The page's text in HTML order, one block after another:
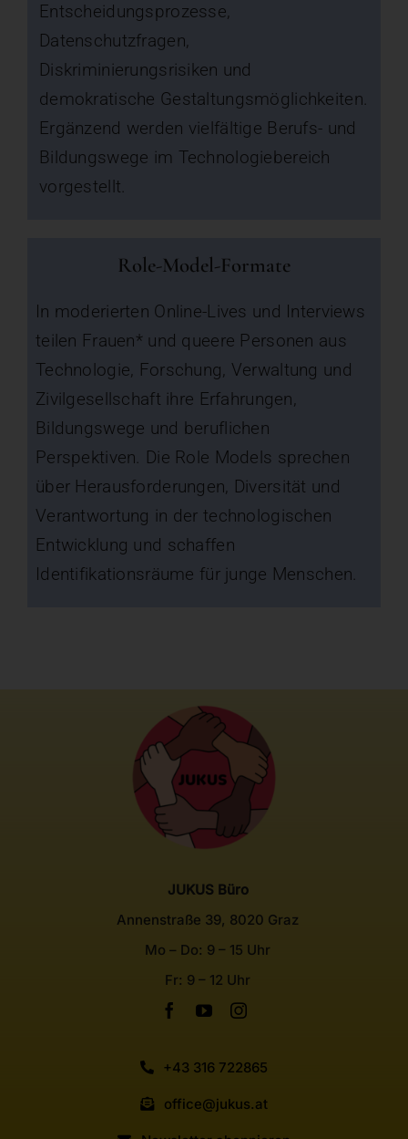
Entscheidungsprozesse,
Datenschutzfragen,
Diskriminierungsrisiken und
demokratische Gestaltungsmöglichkeiten.
Ergänzend werden vielfältige Berufs- und
Bildungswege im Technologiebereich
vorgestellt.
Role-Model-Formate
In moderierten Online-Lives und Interviews
teilen Frauen* und queere Personen aus
Technologie, Forschung, Verwaltung und
Zivilgesellschaft ihre Erfahrungen,
Bildungswege und beruflichen
Perspektiven. Die Role Models sprechen
über Herausforderungen, Diversität und
Verantwortung in der technologischen
Entwicklung und schaffen
Identifikationsräume für junge Menschen.
JUKUS Büro
Annenstraße 39, 8020 Graz
Mo – Do: 9 – 15 Uhr
Fr: 9 – 12 Uhr
+43 316 722865
office@jukus.at